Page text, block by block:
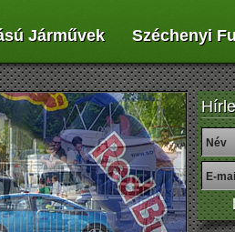
Járművek Széchenyi
elvük, hogy sűrített levegőt
egy, vagy több palackban,
dugattyúkat
hajtanak meg...